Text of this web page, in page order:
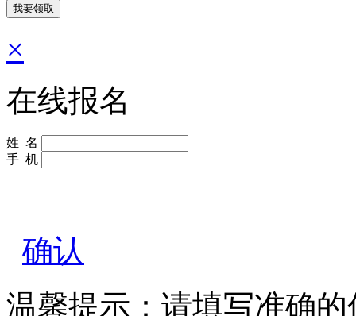
×
在线报名
姓 名
手 机
确认
温馨提示：请填写准确